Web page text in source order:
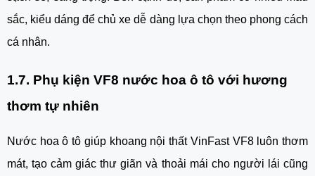
sắc, kiểu dáng để chủ xe dễ dàng lựa chọn theo phong cách
cá nhân.
1.7. Phụ kiện VF8 nước hoa ô tô với hương
thơm tự nhiên
Nước hoa ô tô giúp khoang nội thất VinFast VF8 luôn thơm
mát, tạo cảm giác thư giãn và thoải mái cho người lái cũng